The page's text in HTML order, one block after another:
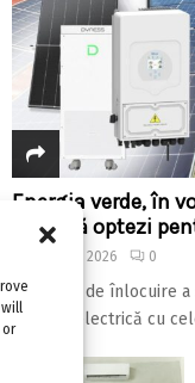
Energia verde, în
de ce să optezi
7 august 2026 0
Procesul de înlocuire
energie electrică cu